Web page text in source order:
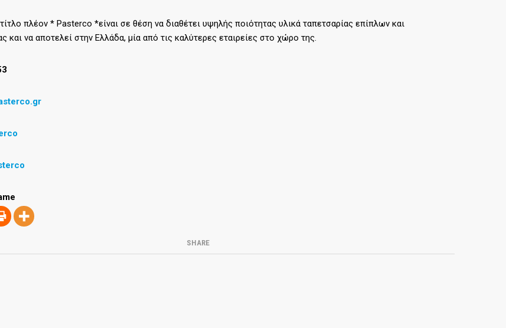
πλέον * Pasterco *είναι σε θέση να διαθέτει υψηλής ποιότητας υλικά ταπετσαρίας επίπλων και
και να αποτελεί στην Ελλάδα, μία από τις καλύτερες εταιρείες στο χώρο της.
o
o
SHARE